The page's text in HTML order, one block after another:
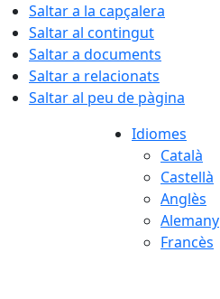
Saltar a la capçalera
Saltar al contingut
Saltar a documents
Saltar a relacionats
Saltar al peu de pàgina
Idiomes
Català
Castellà
Anglès
Alemany
Francès